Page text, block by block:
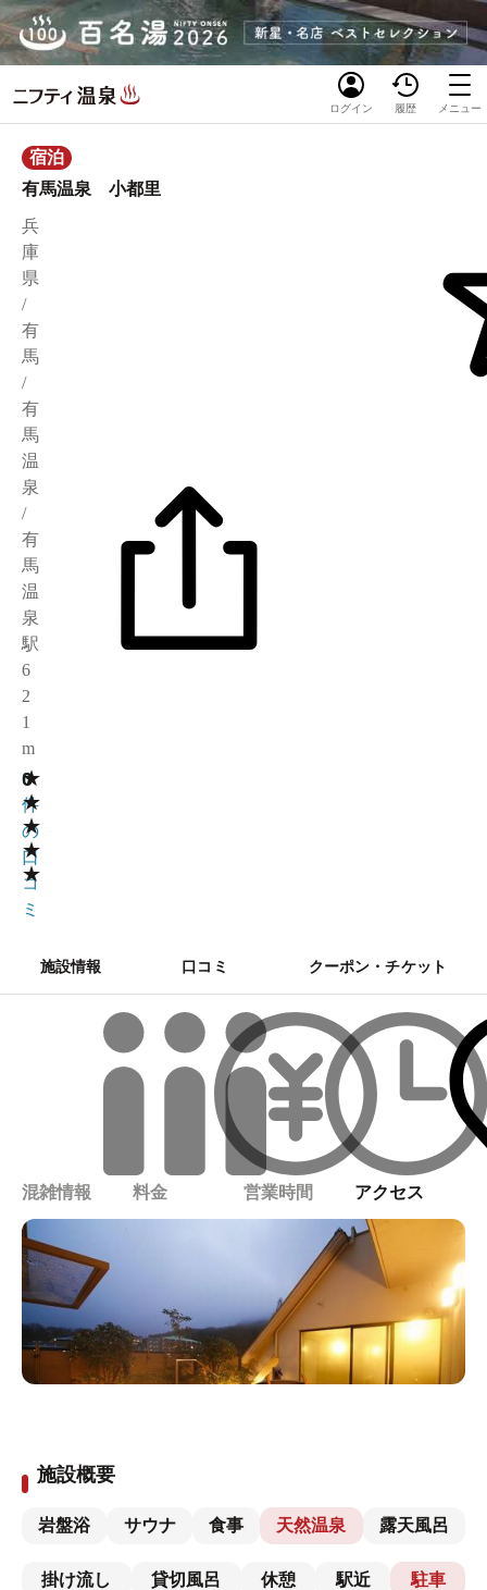
ログイン 履歴 メニュー
宿泊
有馬温泉 小都里
兵
庫
県
/
有
馬
/
有
馬
温
泉
/
有
馬
温
泉
駅
6
2
1
m
★
★
★
★
★
0
0
件
の
口
コ
ミ
施設情報 口コミ クーポン・チケット
混雑情報 料金 営業時間 アクセス
施設概要
岩盤浴 サウナ 食事 天然温泉 露天風呂
掛け流し 貸切風呂 休憩 駅近 駐車